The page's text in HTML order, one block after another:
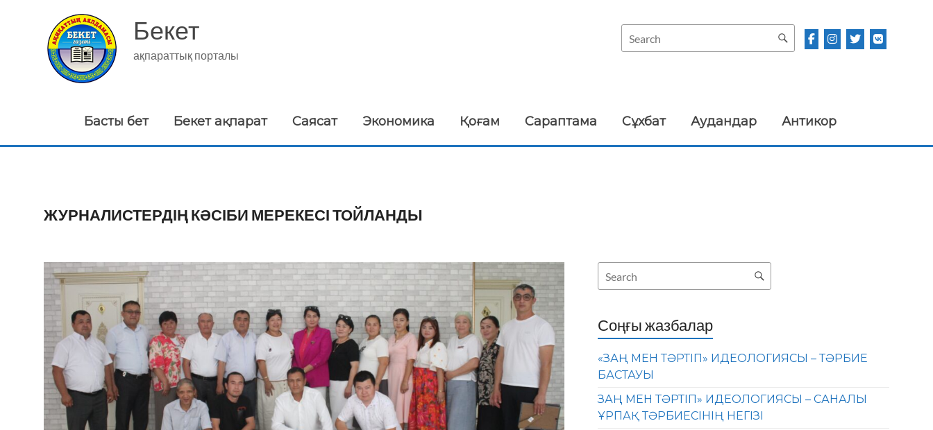
Бекет
ақпараттық порталы
Басты бет Бекет ақпарат Саясат Экономика Қоғам Сараптама Сұхбат Аудандар Антикор
ЖУРНАЛИСТЕРДІҢ КӘСІБИ МЕРЕКЕСІ ТОЙЛАНДЫ
Соңғы жазбалар
«ЗАҢ МЕН ТӘРТІП» ИДЕОЛОГИЯСЫ – ТӘРБИЕ
БАСТАУЫ
ЗАҢ МЕН ТӘРТІП» ИДЕОЛОГИЯСЫ – САНАЛЫ
ҰРПАҚ ТӘРБИЕСІНІҢ НЕГІЗІ